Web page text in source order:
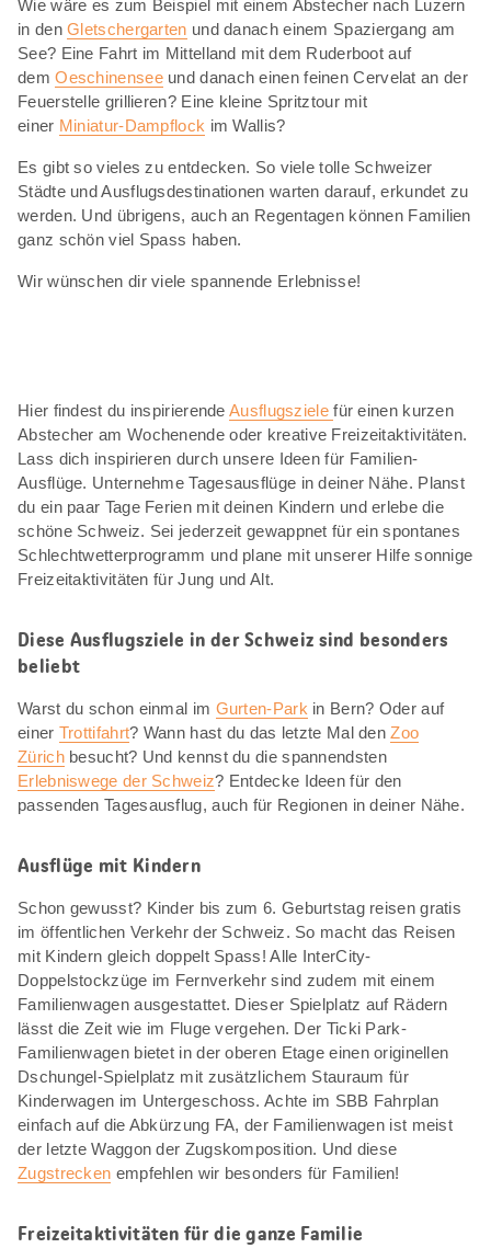
Wie wäre es zum Beispiel mit einem Abstecher nach Luzern
in denGletschergarten und danach einem Spaziergang am
See? Eine Fahrt im Mittelland mit dem Ruderboot auf
demOeschinenseeund danach einen feinen Cervelat an der
Feuerstelle grillieren? Eine kleine Spritztour mit
einer Miniatur-Dampflock im Wallis?
Es gibt so vieles zu entdecken. So viele tolle Schweizer
Städte und Ausflugsdestinationen warten darauf, erkundet zu
werden. Und übrigens, auch an Regentagen können Familien
ganz schön viel Spass haben.
Wir wünschen dir viele spannende Erlebnisse!
Hier findest du inspirierendeAusflugszielefür einen kurzen
Abstecher am Wochenende oder kreative Freizeitaktivitäten.
Lass dich inspirieren durch unsere Ideen für Familien-
Ausflüge. Unternehme Tagesausflüge in deiner Nähe. Planst
du ein paar Tage Ferien mit deinen Kindern und erlebe die
schöne Schweiz. Sei jederzeit gewappnet für ein spontanes
Schlechtwetterprogramm und plane mit unserer Hilfe sonnige
Freizeitaktivitäten für Jung und Alt.
Diese Ausflugsziele in der Schweiz sind besonders
beliebt
Warst du schon einmal im Gurten-Park in Bern? Oder auf
einer Trottifahrt? Wann hast du das letzte Mal denZoo
Zürichbesucht? Und kennst du die spannendsten
Erlebniswege der Schweiz? Entdecke Ideen für den
passenden Tagesausflug, auch für Regionen in deiner Nähe.
Ausflüge mit Kindern
Schon gewusst? Kinder bis zum 6. Geburtstag reisen gratis
im öffentlichen Verkehr der Schweiz. So macht das Reisen
mit Kindern gleich doppelt Spass! Alle InterCity-
Doppelstockzüge im Fernverkehr sind zudem mit einem
Familienwagen ausgestattet. Dieser Spielplatz auf Rädern
lässt die Zeit wie im Fluge vergehen. Der Ticki Park-
Familienwagen bietet in der oberen Etage einen originellen
Dschungel-Spielplatz mit zusätzlichem Stauraum für
Kinderwagen im Untergeschoss. Achte im SBB Fahrplan
einfach auf die Abkürzung FA, der Familienwagen ist meist
der letzte Waggon der Zugskomposition. Und diese
Zugstrecken empfehlen wir besonders für Familien!
Freizeitaktivitäten für die ganze Familie